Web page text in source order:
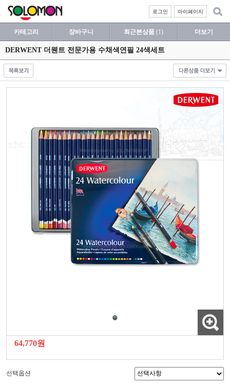
마이페이지
로그인
카테고리 장바구니 최근본상품 (1) 더보기
DERWENT 더웬트 전문가용 수채색연필 24색세트
64,770원
선택옵션